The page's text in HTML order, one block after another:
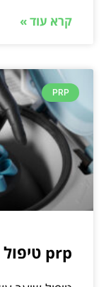
קרא עוד »
PRP
prp טיפול לשיער